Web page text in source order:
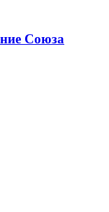
Союза